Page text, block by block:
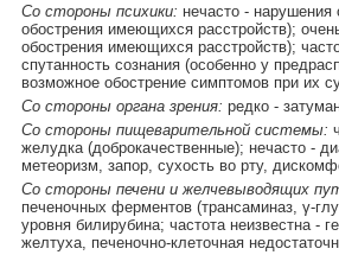
Со стороны психики: нечасто -
обострения имеющихся расстройств);
обострения имеющихся расстройств);
спутанность сознания (особенно у
возможное обострение симптомов при их
Со стороны органа зрения: редко -
Со стороны пищеварительной системы:
желудка (доброкачественные); нечасто -
метеоризм, запор, сухость во рту,
Со стороны печени и желчевыводящих
печеночных ферментов (трансаминаз, γ-
уровня билирубина; частота неизвестна -
желтуха, печеночно-клеточная